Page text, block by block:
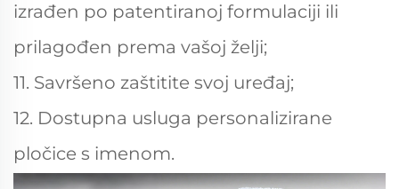
izrađen po patentiranoj formulaciji ili
prilagođen prema vašoj želji;
11. Savršeno zaštitite svoj uređaj;
12. Dostupna usluga personalizirane
pločice s imenom.